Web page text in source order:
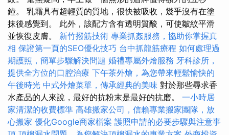
鐘。 乳霜具有超輕質的質地，很快被吸收，幾乎沒有在塗
抹後感覺到。 此外，該配方含有透明質酸，可使皺紋平滑
並恢復皮膚。 新竹撥筋技術 專業抓姦服務，協助你掌握真
相 保證第一頁的SEO優化技巧 台中抓龍筋療程 如何處理過
期護照，簡單步驟解決問題 婚禮專屬外燴服務 牙科診所，
提供全方位的口腔治療 下午茶外燴，為您帶來輕鬆愉快的
午後時光 中式外燴菜單，傳承經典的美味 對於那些尋求香
水產品的人來說，最好的抗粉末是最好的抗磨。 一小時居
家清潔的收費標準 高雄搬家公司，信賴專業搬家團隊，放
心搬家 優化Google商家檔案 護照申請的必要步驟與注意事